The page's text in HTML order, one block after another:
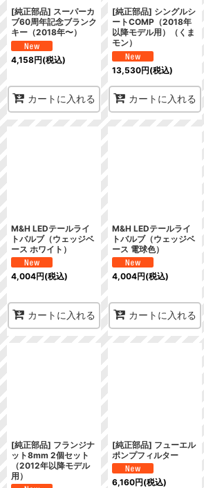
[純正部品] スーパーカ
ブ60周年記念ブランク
キー（2018年〜）
4,158円(税込)
カートに入れる
[純正部品] シングルシ
ートCOMP（2018年
以降モデル用）（くま
モン）
13,530円(税込)
カートに入れる
M&H LEDテールライ
トバルブ（ウェッジベ
ース ホワイト）
4,004円(税込)
カートに入れる
M&H LEDテールライ
トバルブ（ウェッジベ
ース 電球色）
4,004円(税込)
カートに入れる
[純正部品] フランジナ
ット8mm 2個セット
（2012年以降モデル
用）
[純正部品] フューエル
ポンプフィルター
6,160円(税込)